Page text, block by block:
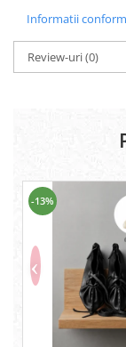
Informatii
Review-uri(0)
-13%